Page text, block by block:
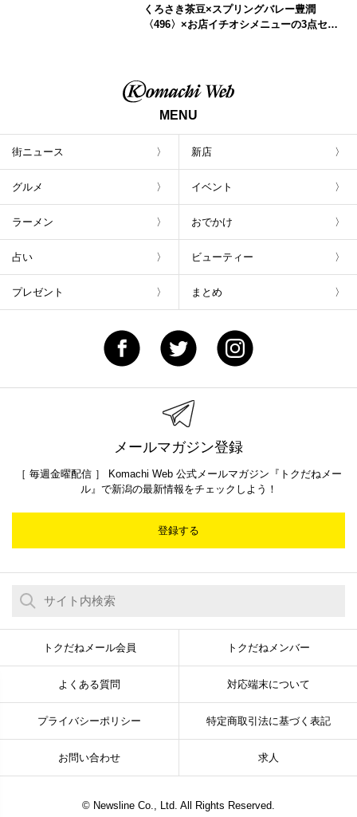
くろさき茶豆×スプリングバレー豊潤
〈496〉×お店イチオシメニューの3点セッ
MENU
街ニュース 新店
グルメ イベント
ラーメン おでかけ
占い ビューティー
プレゼント まとめ
メールマガジン登録
［ 毎週金曜配信 ］ Komachi Web 公式メールマガジン『トクだねメー
ル』で新潟の最新情報をチェックしよう！
登録する
トクだねメール会員 トクだねメンバー
よくある質問 対応端末について
プライバシーポリシー 特定商取引法に基づく表記
お問い合わせ 求人
© Newsline Co., Ltd. All Rights Reserved.